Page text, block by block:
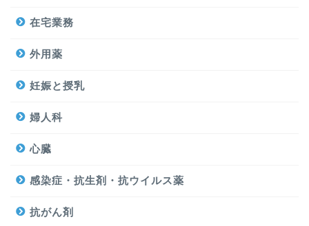
在宅業務
外用薬
妊娠と授乳
婦人科
心臓
感染症・抗生剤・抗ウイルス薬
抗がん剤